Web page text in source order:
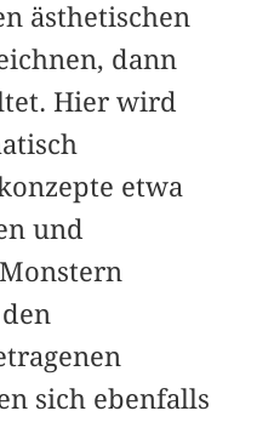
ästhetischen
dann
Hier wird
etwa
und
sich ebenfalls